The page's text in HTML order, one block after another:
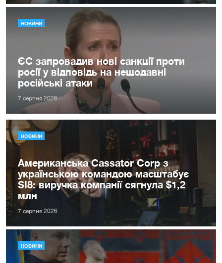
НОВИНИ
ЄС запровадив нові санкції проти
росії у відповідь на нещодавні
російські атаки
7 серпня 2026
НОВИНИ
Американська Cassator Corp з
українською командою масштабує
SI8: виручка компанії сягнула $1,2
млн
7 серпня 2026
НОВИНИ